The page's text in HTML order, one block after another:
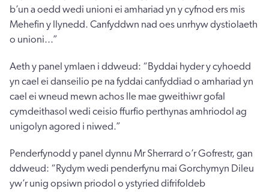
b’un a oedd wedi unioni ei amhariad yn y cyfnod ers mis
Mehefin y llynedd. Canfyddwn nad oes unrhyw dystiolaeth
o unioni...”
Aeth y panel ymlaen i ddweud: “Byddai hyder y cyhoedd
yn cael ei danseilio pe na fyddai canfyddiad o amhariad yn
cael ei wneud mewn achos lle mae gweithiwr gofal
cymdeithasol wedi ceisio ffurfio perthynas amhriodol ag
unigolyn agored i niwed.”
Penderfynodd y panel dynnu Mr Sherrard o’r Gofrestr, gan
ddweud: “Rydym wedi penderfynu mai Gorchymyn Dileu
yw’r unig opsiwn priodol o ystyried difrifoldeb